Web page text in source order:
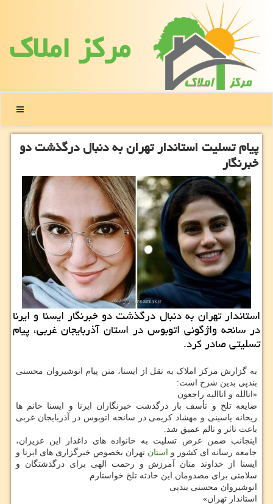
مركز املاك
منو
پیام تسلیت استاندار تهران به دنبال درگذشت دو
خبرنگار
استاندار تهران به دنبال درگذشت دو خبرنگار ایسنا و ایرنا
در سانحه واژگونی اتوبوس در استان آذربایجان غربی، پیام
تسلیتی صادر کرد.
به گزارش مرکز املاک به نقل از ایسنا، متن پیام انوشیروان محسنی
بندپی بدین شرح است:
«انالله و اناالیه راجعون
ضایعه تلخ و تأسف بار درگذشت خبرنگاران ایرنا و ایسنا خانم ها
ریحانه یاسینی و مهشاد کریمی در سانحه اتوبوس در آذربایجان غربی
باعث تاثر و تالم عمیق شد.
اینجانب ضمن عرض تسلیت به خانواده های داغدار این عزیزان،
جامعه رسانه ای کشور و استان تهران بخصوص خبرگزاری های ایرنا و
ایسنا از خداوند منان آمرزش و رحمت الهی برای درگذشتگان و
سلامتی برای مصدومان این حادثه تلخ خواستارم.
انوشیروان محسنی بندپی
استاندار تهران»